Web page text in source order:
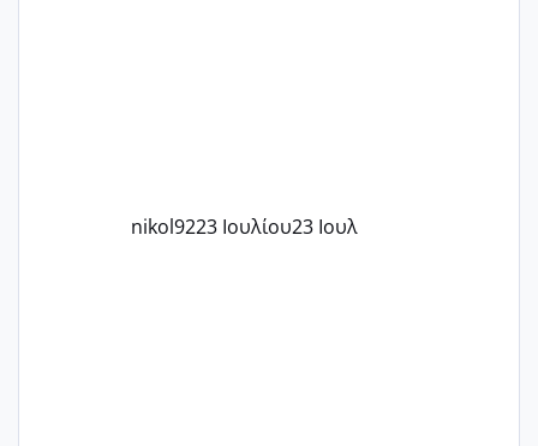
nikol9223 Ιουλίου23 Ιουλ